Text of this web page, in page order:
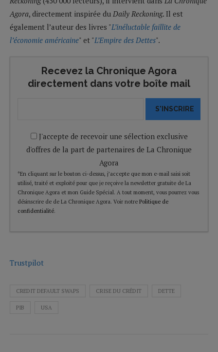
Agora, directement inspirée du Daily Reckoning. Il est
également l’auteur des livres "L’inéluctable faillite de
l’économie américaine" et "L’Empire des Dettes".
Recevez la Chronique Agora
directement dans votre boîte mail
S'INSCRIRE
J'accepte de recevoir une sélection exclusive
d'offres de la part de partenaires de La Chronique
Agora
*En cliquant sur le bouton ci-dessus, j’accepte que mon e-mail saisi soit
utilisé, traité et exploité pour que je reçoive la newsletter gratuite de La
Chronique Agora et mon Guide Spécial. A tout moment, vous pourrez vous
désinscrire de de La Chronique Agora. Voir notre Politique de
confidentialité.
Trustpilot
CREDIT DEFAULT SWAPS CRISE DU CRÉDIT DETTE
PIB USA